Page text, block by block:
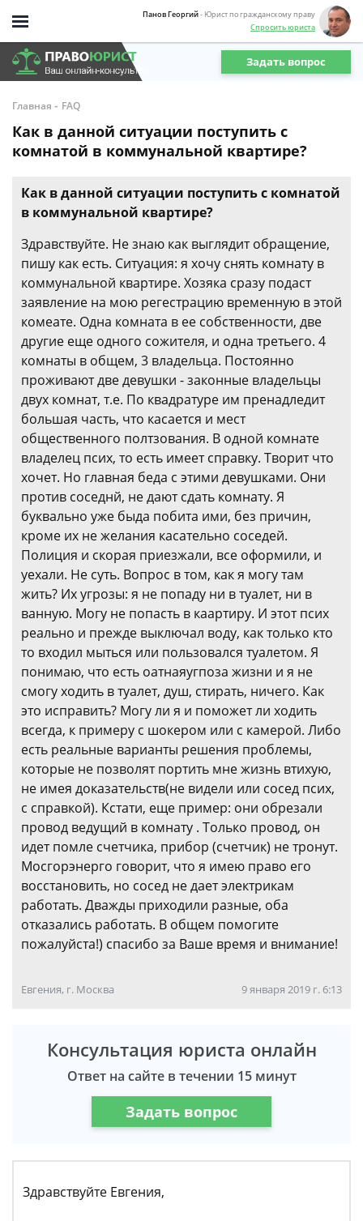
Панов Георгий- Юрист по гражданскому праву
Спросить юриста
Задать вопрос
Главная - FAQ
Как в данной ситуации поступить с
комнатой в коммунальной квартире?
Как в данной ситуации поступить с комнатой
в коммунальной квартире?
Здравствуйте. Не знаю как выглядит обращение,
пишу как есть. Ситуация: я хочу снять комнату в
коммунальной квартире. Хозяка сразу подаст
заявление на мою регестрацию временную в этой
комеате. Одна комната в ее собственности, две
другие еще одного сожителя, и одна третьего. 4
комнаты в общем, 3 владельца. Постоянно
проживают две девушки - законные владельцы
двух комнат, т.е. По квадратуре им пренадледит
большая часть, что касается и мест
общественного полтзования. В одной комнате
владелец псих, то есть имеет справку. Творит что
хочет. Но главная беда с этими девушками. Они
против соседнй, не дают сдать комнату. Я
буквально уже быда побита ими, без причин,
кроме их не желания касательно соседей.
Полиция и скорая приезжали, все оформили, и
уехали. Не суть. Вопрос в том, как я могу там
жить? Их угрозы: я не попаду ни в туалет, ни в
ванную. Могу не попасть в каартиру. И этот псих
реально и прежде выключал воду, как только кто
то входил мыться или пользовался туалетом. Я
понимаю, что есть оатнаяугпоза жизни и я не
смогу ходить в туалет, душ, стирать, ничего. Как
это исправить? Могу ли я и поможет ли ходить
всегда, к примеру с шокером или с камерой. Либо
есть реальные варианты решения проблемы,
которые не позволят портить мне жизнь втихую,
не имея доказательств(не видели или сосед псих,
с справкой). Кстати, еще пример: они обрезали
провод ведущий в комнату . Только провод, он
идет помле счетчика, прибор (счетчик) не тронут.
Мосгорэнерго говорит, что я имею право его
восстановить, но сосед не дает электрикам
работать. Дважды приходили разные, оба
отказались работать. В общем помогите
пожалуйста!) спасибо за Ваше время и внимание!
Евгения, г. Москва 9 января 2019 г. 6:13
Консультация юриста онлайн
Ответ на сайте в течении 15 минут
Задать вопрос
Здравствуйте Евгения,